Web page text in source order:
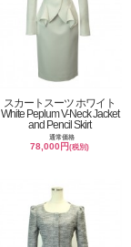
スカートスーツ ホワイト
White Peplum V-Neck Jacket
and Pencil Skirt
通常価格
78,000円(税別)